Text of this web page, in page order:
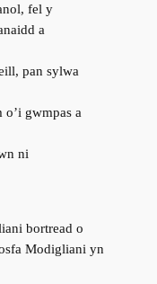
fel y
a
pan sylwa
gwmpas a
ni
bortread o
Modigliani yn